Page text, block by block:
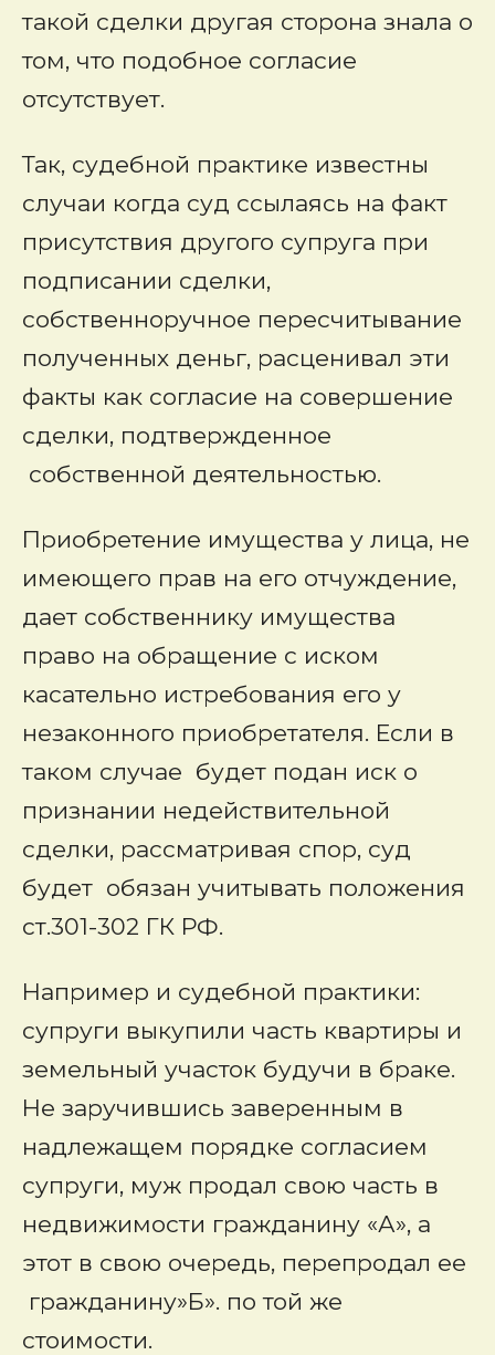
такой сделки другая сторона знала о
том, что подобное согласие
отсутствует.
Так, судебной практике известны
случаи когда суд ссылаясь на факт
присутствия другого супруга при
подписании сделки,
собственноручное пересчитывание
полученных деньг, расценивал эти
факты как согласие на совершение
сделки, подтвержденное
собственной деятельностью.
Приобретение имущества у лица, не
имеющего прав на его отчуждение,
дает собственнику имущества
право на обращение с иском
касательно истребования его у
незаконного приобретателя. Если в
таком случае будет подан иск о
признании недействительной
сделки, рассматривая спор, суд
будет обязан учитывать положения
ст.301-302 ГК РФ.
Например и судебной практики:
супруги выкупили часть квартиры и
земельный участок будучи в браке.
Не заручившись заверенным в
надлежащем порядке согласием
супруги, муж продал свою часть в
недвижимости гражданину «А», а
этот в свою очередь, перепродал ее
гражданину»Б». по той же
стоимости.